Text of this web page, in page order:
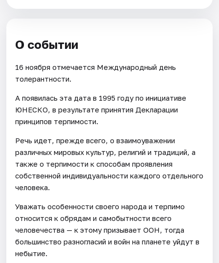
О событии
16 ноября отмечается Международный день
толерантности.
А появилась эта дата в 1995 году по инициативе
ЮНЕСКО, в результате принятия Декларации
принципов терпимости.
Речь идет, прежде всего, о взаимоуважении
различных мировых культур, религий и традиций, а
также о терпимости к способам проявления
собственной индивидуальности каждого отдельного
человека.
Уважать особенности своего народа и терпимо
относится к обрядам и самобытности всего
человечества — к этому призывает ООН, тогда
большинство разногласий и войн на планете уйдут в
небытие.